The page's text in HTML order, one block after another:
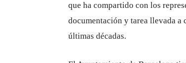
que ha compartido con los
documentación y tarea llevada a
últimas décadas.